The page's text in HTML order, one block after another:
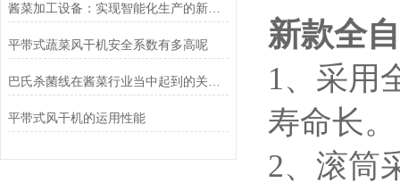
酱菜加工设备：实现智能化生产的新趋势
平带式蔬菜风干机安全系数有多高呢
平带式风干机的运用性能
新款全
1、采用
寿命长。
2、滚筒